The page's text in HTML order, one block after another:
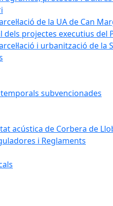
de la UA de Can
dels projectes executius del
i urbanització de la
subvencionades
acústica de Corbera de
i Reglaments